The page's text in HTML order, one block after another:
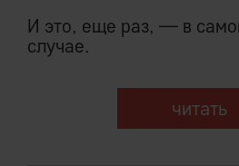
И это, еще раз, — в
случае.
читать